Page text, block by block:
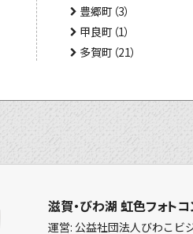
豊郷町（3）
甲良町（1）
多賀町（21）
滋賀・びわ湖 虹色フォト
運営: 公益社団法人びわこビ